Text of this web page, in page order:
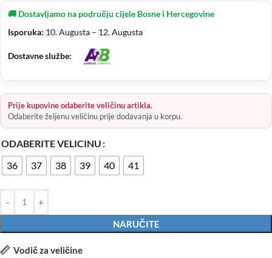
🚚 Dostavljamo na području cijele Bosne i Hercegovine
Isporuka: 10. Augusta – 12. Augusta
Dostavne službe:
Prije kupovine odaberite veličinu artikla.
Odaberite željenu veličinu prije dodavanja u korpu.
ODABERITE VELICINU
36
37 38 39 40 41
NARUČITE
Vodič za veličine